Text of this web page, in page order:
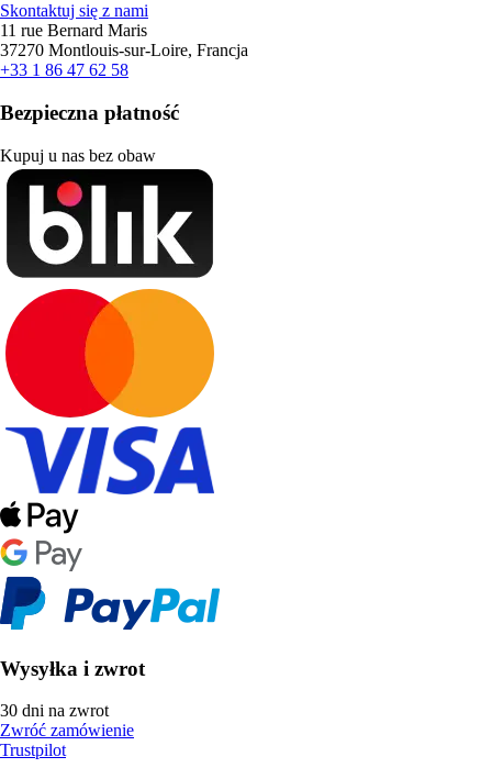
Skontaktuj się z nami
11 rue Bernard Maris
37270 Montlouis-sur-Loire, Francja
+33 1 86 47 62 58
Bezpieczna płatność
Kupuj u nas bez obaw
Wysyłka i zwrot
30 dni na zwrot
Zwróć zamówienie
Trustpilot